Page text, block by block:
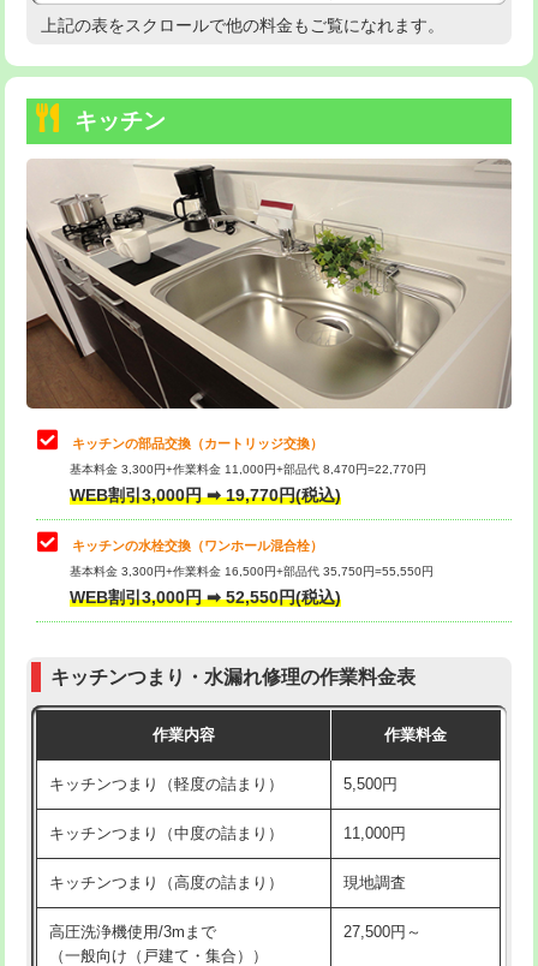
持込商品取付（温水洗浄便座） 22,000円
持込商品取付（普通便座⇔温水洗浄便
22,000円
給水管工事※（ホール加工)
給水管工事※（バンド止め) 3,300円
給水管工事※（支持金具設置) 5,500円
給水管工事※（保温材使用（バンド止
め込み）)
5,500円
給水管工事※（土の掘削・埋め戻し作
11,000円
給水管工事※（塩ビ管（VP・HI）使
用/3ｍまで)
給水管工事※（塩ビ管（VP・HI）使
用（追加）/3ｍ超え)
給水管工事※（ライニング鋼管・銅
管・ポリ管・HT管使用/3ｍまで)
44,000円
管・ポリ管・HT管使用/3ｍ超え)
排水管工事（土の掘削・埋め戻し作
11,000円~
排水管工事（排水管工事/3ｍまで） 55,000円
排水管工事（追加 排水管工事/3ｍ超
+11,000円
マス交換（土の掘削・埋め戻し作業）
高度高圧洗浄換 現地調査
トーラー機使用/3mまで
追加トーラー機使用/3m超え +3,300円
カメラ調査 33,000円
桝清掃 8,800円
止水・漏水調査・防水処理・清掃・修
理・調整・分解・加工など（軽作業）
11,000円
止水・漏水調査・防水処理・清掃・修
理・調整・分解・加工など（中作業）
22,000円
止水・漏水調査・防水処理・清掃・修
理・調整・分解・加工など（重作業）
33,000円
お風呂タンク脱着
その他部品の脱着
式・ワンホール）)
交換・取付(排水栓・排水トラップ
22,000円+材料費
上記の表をスクロールで他の料金もご覧になれます。
キッチン
キッチンの部品交換（カートリッジ交換）
基本料金 3,300円+作業料金 11,000円+部品代 8,470円=22,770円
WEB割引3,000円 ➡ 19,770円(税込)
キッチンの水栓交換（ワンホール混合栓）
基本料金 3,300円+作業料金 16,500円+部品代 35,750円=55,550円
WEB割引3,000円 ➡ 52,550円(税込)
キッチンつまり・水漏れ修理の作業料金表
作業内容 作業料金
キッチンつまり（軽度の詰まり） 5,500円
キッチンつまり（中度の詰まり） 11,000円
キッチンつまり（高度の詰まり） 現地調査
高圧洗浄機使用/3mまで
（一般向け（戸建て・集合））
27,500円～